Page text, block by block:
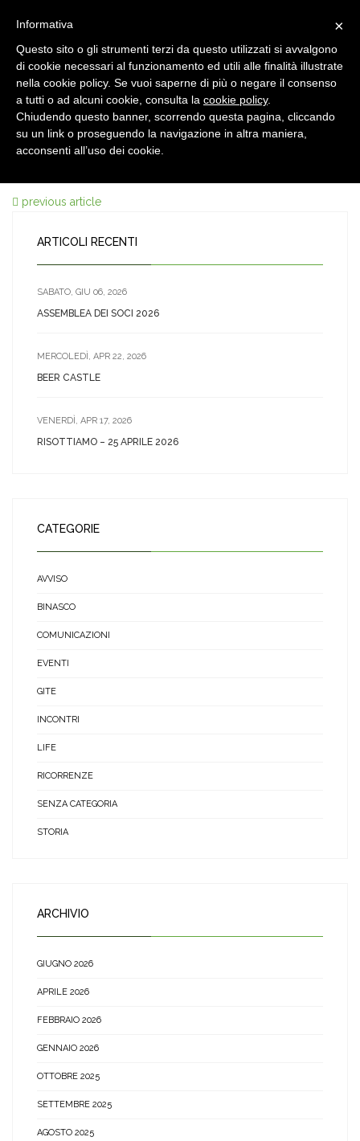
12 OTT, 2016
mrc_003
previous article
ARTICOLI RECENTI
SABATO, GIU 06, 2026
ASSEMBLEA DEI SOCI 2026
MERCOLEDÌ, APR 22, 2026
BEER CASTLE
VENERDÌ, APR 17, 2026
RISOTTIAMO – 25 APRILE 2026
CATEGORIE
AVVISO
BINASCO
COMUNICAZIONI
EVENTI
GITE
INCONTRI
LIFE
RICORRENZE
SENZA CATEGORIA
STORIA
ARCHIVIO
GIUGNO 2026
APRILE 2026
FEBBRAIO 2026
GENNAIO 2026
OTTOBRE 2025
SETTEMBRE 2025
AGOSTO 2025
×
Informativa
Questo sito o gli strumenti terzi da questo utilizzati si avvalgono
di cookie necessari al funzionamento ed utili alle finalità illustrate
nella cookie policy. Se vuoi saperne di più o negare il consenso
a tutti o ad alcuni cookie, consulta la cookie policy.
Chiudendo questo banner, scorrendo questa pagina, cliccando
su un link o proseguendo la navigazione in altra maniera,
acconsenti all’uso dei cookie.